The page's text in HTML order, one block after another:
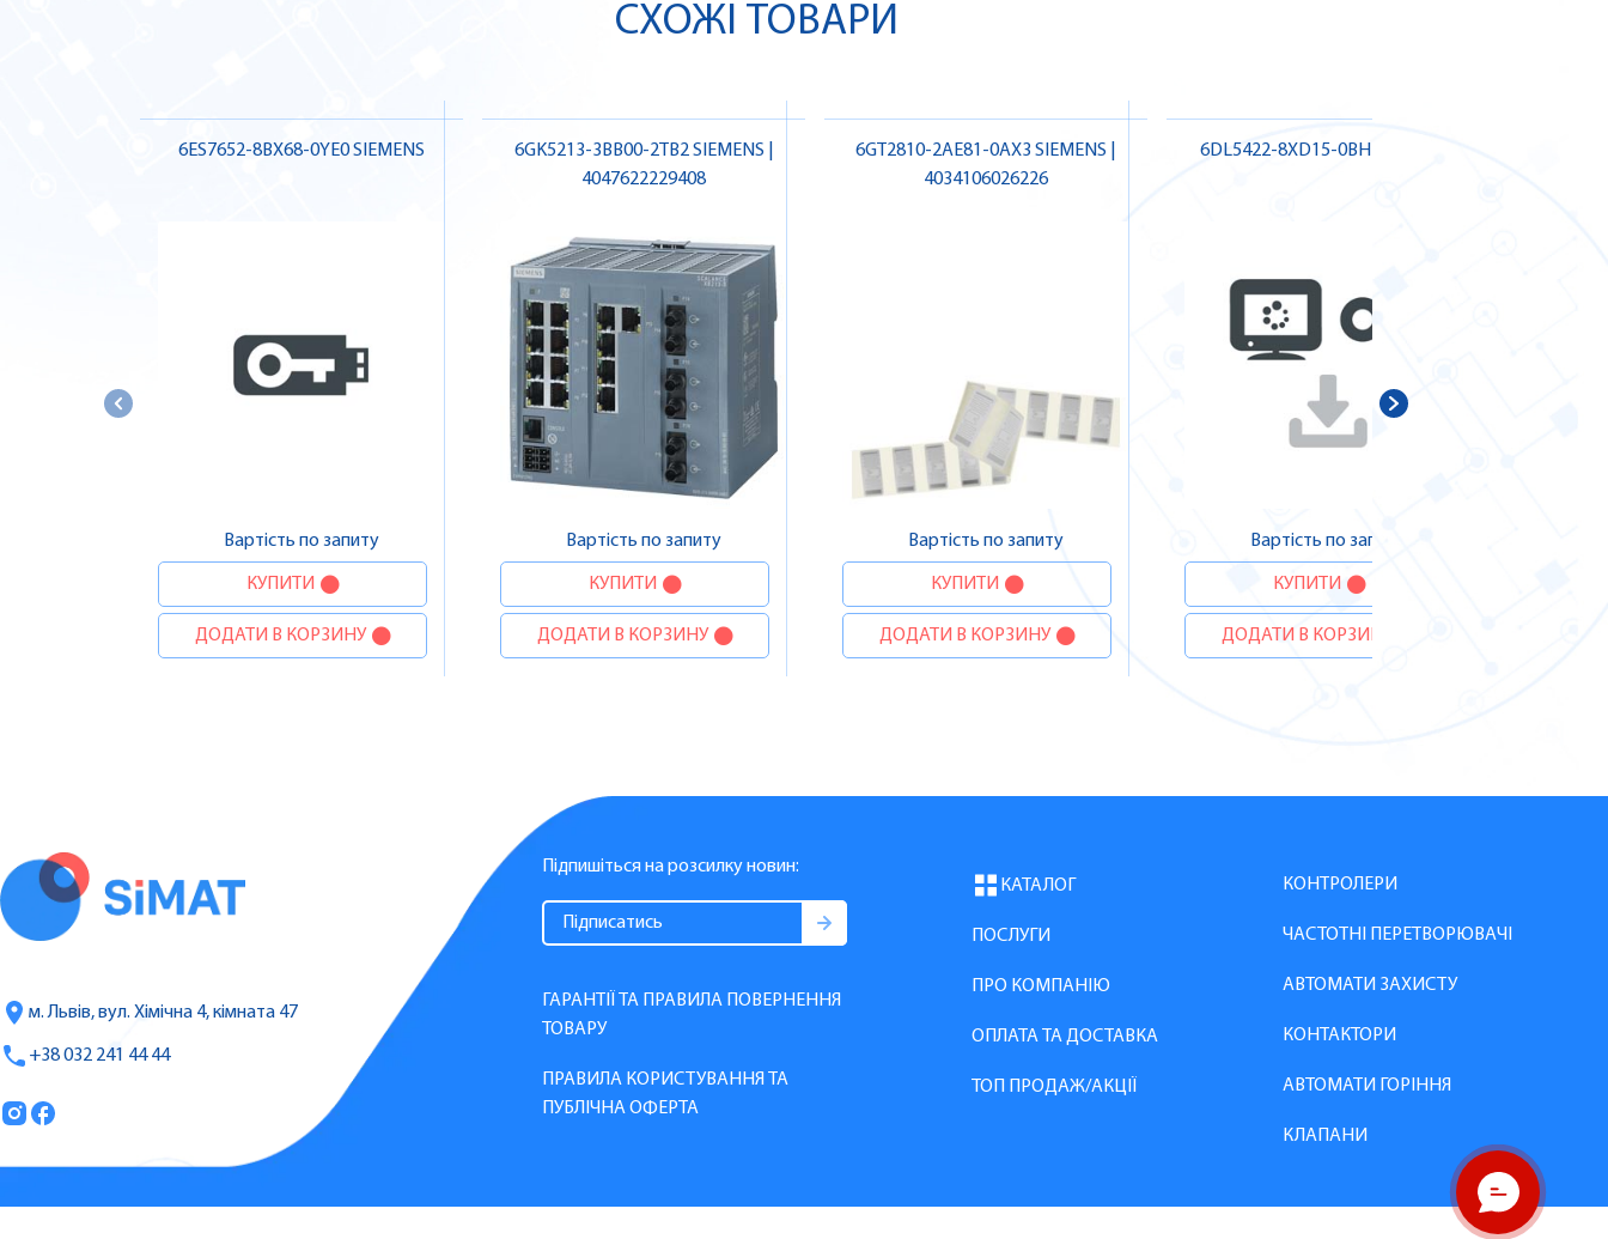
СХОЖІ ТОВАРИ
6ES7652-8BX68-0YE0 SIEMENS
Вартість по запиту
КУПИТИ
ДОДАТИ В КОРЗИНУ
6GK5213-3BB00-2TB2 SIEMENS |
4047622229408
Вартість по запиту
КУПИТИ
ДОДАТИ В КОРЗИНУ
6GT2810-2AE81-0AX3 SIEMENS |
4034106026226
Вартість по запиту
КУПИТИ
ДОДАТИ В КОРЗИНУ
6DL5422-8XD15-0BH7 SIEMENS
Вартість по запиту
КУПИТИ
ДОДАТИ В КОРЗИНУ
м. Львів, вул. Хімічна 4, кімната 47
+38 032 241 44 44
Підпишіться на розсилку новин:
ГАРАНТІЇ ТА ПРАВИЛА ПОВЕРНЕННЯ
ТОВАРУ
ПРАВИЛА КОРИСТУВАННЯ ТА
ПУБЛІЧНА ОФЕРТА
КАТАЛОГ
ПОСЛУГИ
ПРО КОМПАНІЮ
ОПЛАТА ТА ДОСТАВКА
ТОП ПРОДАЖ/АКЦІЇ
КОНТРОЛЕРИ
ЧАСТОТНІ ПЕРЕТВОРЮВАЧІ
АВТОМАТИ ЗАХИСТУ
КОНТАКТОРИ
АВТОМАТИ ГОРІННЯ
КЛАПАНИ